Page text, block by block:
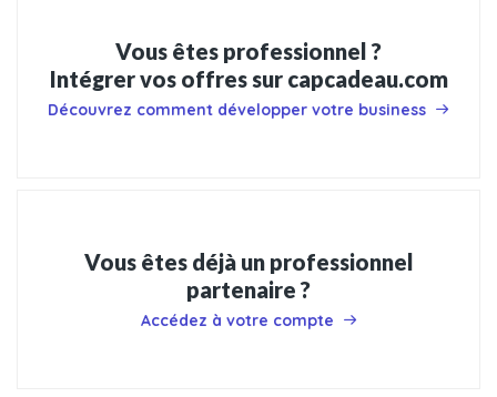
Vous êtes professionnel ?
Intégrer vos offres sur capcadeau.com
Découvrez comment développer votre business
Vous êtes déjà un professionnel
partenaire ?
Accédez à votre compte